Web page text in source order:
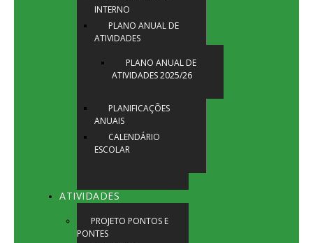
INTERNO
PLANO ANUAL DE
ATIVIDADES
PLANO ANUAL DE
ATIVIDADES 2025/26
PLANIFICAÇÕES
ANUAIS
CALENDÁRIO
ESCOLAR
ATIVIDADES
PROJETO PONTOS E
PONTES